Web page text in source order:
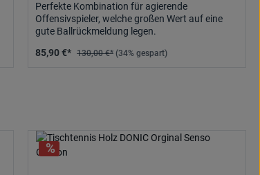
Perfekte Kombination für agierende
Offensivspieler, welche großen Wert auf eine
gute Ballrückmeldung legen.
85,90 €* 130,00 €* (34% gespart)